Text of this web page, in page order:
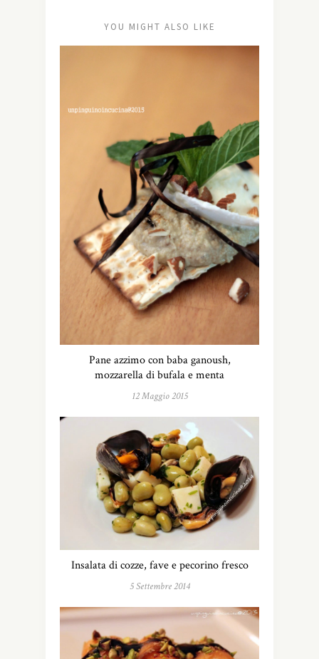
YOU MIGHT ALSO LIKE
Pane azzimo con baba ganoush,
mozzarella di bufala e menta
12 Maggio 2015
Insalata di cozze, fave e pecorino fresco
5 Settembre 2014